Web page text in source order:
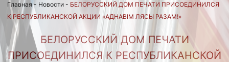
Главная- Новости - БЕЛОРУССКИЙ ДОМ ПЕЧАТИ ПРИСОЕДИНИЛСЯ
К РЕСПУБЛИКАНСКОЙ АКЦИИ «АДНАВІМ ЛЯСЫ РАЗАМ!»
БЕЛОРУССКИЙ ДОМ ПЕЧАТИ
ПРИСОЕДИНИЛСЯ К РЕСПУБЛИКАНСКОЙ